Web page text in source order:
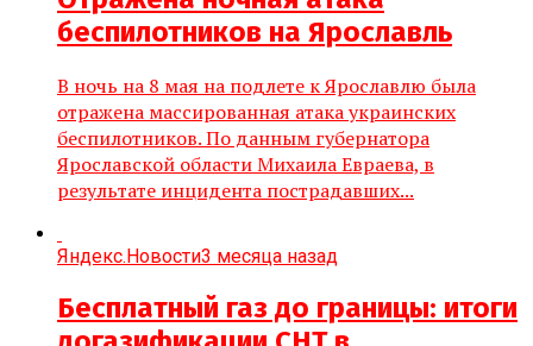
беспилотников на Ярославль
В ночь на 8 мая на подлете к Ярославлю была
отражена массированная атака украинских
беспилотников. По данным губернатора
Ярославской области Михаила Евраева, в
результате инцидента пострадавших...
Яндекс.Новости3 месяца назад
Бесплатный газ до границы: итоги